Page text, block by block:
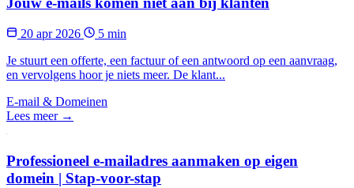
20 apr 2026
5 min
Je stuurt een offerte, een factuur of een antwoord op een aanvraag,
en vervolgens hoor je niets meer. De klant...
E-mail & Domeinen
Lees meer →
Professioneel e-mailadres aanmaken op eigen
domein | Stap-voor-stap